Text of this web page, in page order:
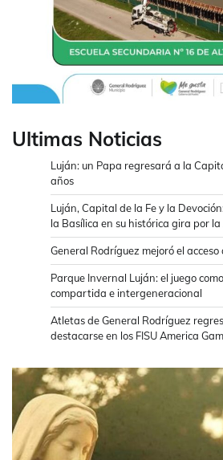
Ultimas Noticias
Luján: un Papa regresará a la
años
Luján, Capital de la Fe y la
la Basílica en su histórica gira por
General Rodríguez mejoró el acceso
Parque Invernal Luján: el juego
compartida e intergeneracional
Atletas de General Rodríguez
destacarse en los FISU America